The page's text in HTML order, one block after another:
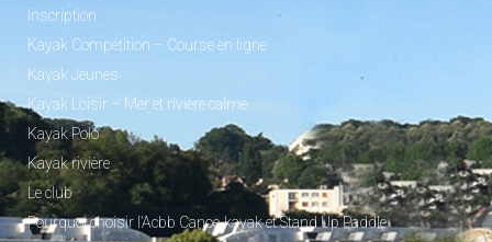
Inscription
Kayak Compétition – Course en ligne
Kayak Jeunes
Kayak Loisir – Mer et rivière calme
Kayak Polo
Kayak rivière
Le club
Pourquoi choisir l’Acbb Canoe-kayak et Stand Up Paddle